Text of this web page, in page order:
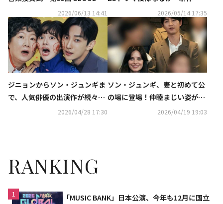
USIC AWARDS』2026年6月20
日（土）夜6時より、「ABEM
A」にて日韓同時・独占無料生
中継が決定
2026/06/13 14:41
ブクラウド」2027年上半期に放
送へ
2026/05/14 17:35
ジニョンからソン・ジュンギま
で、人気俳優の出演作が続々！
ソ・イングクのファンコンも…
2026/04/28 17:30
ソン・ジュンギ、妻と初めて公
の場に登場！仲睦まじい姿が話
2026/04/19 19:03
RANKING
1
「MUSIC BANK」日本公演、今年も12月に国立